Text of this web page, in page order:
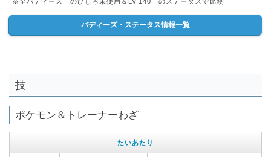
バディーズ・ステータス情報一覧
技
ポケモン＆トレーナーわざ
たいあたり